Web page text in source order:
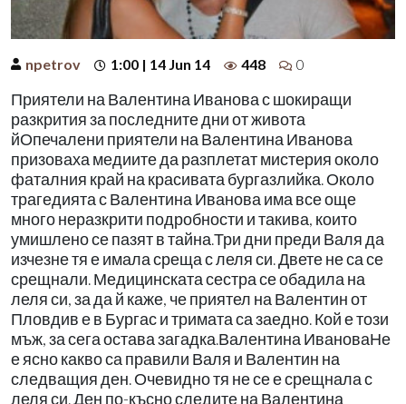
npetrov 1:00 | 14 Jun 14 448 0
Приятели на Валентина Иванова с шокиращи
разкрития за последните дни от живота
йОпечалени приятели на Валентина Иванова
призоваха медиите да разплетат мистерия около
фаталния край на красивата бургазлийка. Около
трагедията с Валентина Иванова има все още
много неразкрити подробности и такива, които
умишлено се пазят в тайна.Три дни преди Валя да
изчезне тя е имала среща с леля си. Двете не са се
срещнали. Медицинската сестра се обадила на
леля си, за да й каже, че приятел на Валентин от
Пловдив е в Бургас и тримата са заедно. Кой е този
мъж, за сега остава загадка.Валентина ИвановаНе
е ясно какво са правили Валя и Валентин на
следващия ден. Очевидно тя не се е срещнала с
леля си. Ден по-късно следите на Валентина